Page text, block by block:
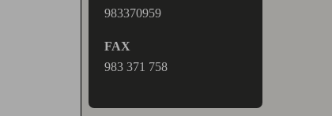
983370959
FAX
983 371 758